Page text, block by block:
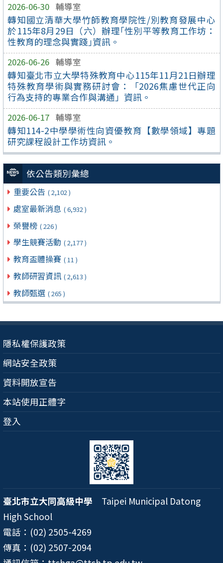
2026-06-30 輔導室
轉知國立清華大學竹師教育學院性/別教育發展中心
於115年8月29日（六）辦理｢性別平等教育工作坊：
性教育的理念與實踐｣資訊。
2026-06-26 輔導室
轉知臺北市立大學特殊教育中心115年11月21日辦理
特殊教育學術與實務研討會：「2026焦慮世代正向
行為支持的專業合作與溝通」資訊。
2026-06-17 輔導室
轉知114-2中學學術性向資優教育【數學領域】專題
研究課程設計工作坊資訊。
依公告類別彙總
重要公告 ( 2,102 )
處室最新消息 ( 6,932 )
榮譽榜 ( 226 )
學生競賽活動 ( 2,177 )
教育盃體操賽 ( 11 )
教師研習資訊 ( 2,613 )
教師甄選 ( 265 )
隱私權保護政策
網站安全政策
資料開放宣告
本站使用正體字
登入
臺北市立大同高級中學 Taipei Municipal Datong
High School
電話：(02) 2505-4269
傳真：(02) 2507-2094